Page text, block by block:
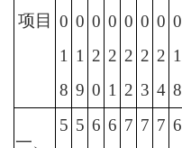
项目
0
1
8
0
1
9
0
2
0
0
2
1
0
2
2
0
2
3
0
2
4
0
1
8
一、
5 5 6 6 7 7 7 6